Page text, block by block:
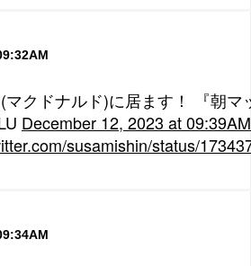
クドナルド)に居ます！ 『朝マ
December 12, 2023 at 09:39AM
susamishin/status/